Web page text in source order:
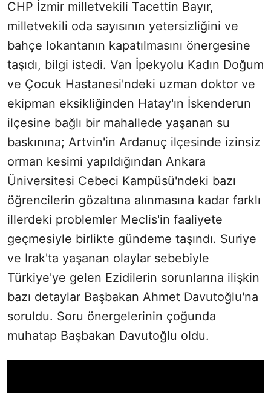
CHP İzmir milletvekili Tacettin Bayır,
milletvekili oda sayısının yetersizliğini ve
bahçe lokantanın kapatılmasını önergesine
taşıdı, bilgi istedi. Van İpekyolu Kadın Doğum
ve Çocuk Hastanesi'ndeki uzman doktor ve
ekipman eksikliğinden Hatay'ın İskenderun
ilçesine bağlı bir mahallede yaşanan su
baskınına; Artvin'in Ardanuç ilçesinde izinsiz
orman kesimi yapıldığından Ankara
Üniversitesi Cebeci Kampüsü'ndeki bazı
öğrencilerin gözaltına alınmasına kadar farklı
illerdeki problemler Meclis'in faaliyete
geçmesiyle birlikte gündeme taşındı. Suriye
ve Irak'ta yaşanan olaylar sebebiyle
Türkiye'ye gelen Ezidilerin sorunlarına ilişkin
bazı detaylar Başbakan Ahmet Davutoğlu'na
soruldu. Soru önergelerinin çoğunda
muhatap Başbakan Davutoğlu oldu.